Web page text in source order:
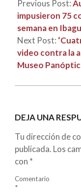
Previous Post:
impusieron 75
semana en
Next Post:
video contra la
Museo
DEJA UNA
Tu dirección de
publicada. Los
con *
Comentario
*